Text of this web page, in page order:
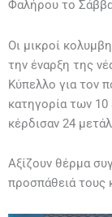
Φαλήρου το
Οι μικροί
την έναρξη της
Κύπελλο για τον
κατηγορία των 10
κέρδισαν 24
Αξίζουν θέρμα
προσπάθειά τους